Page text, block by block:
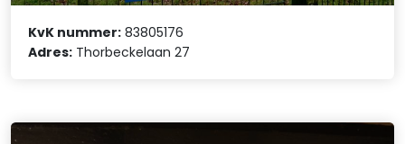
KvK nummer: 83805176
Adres: Thorbeckelaan 27